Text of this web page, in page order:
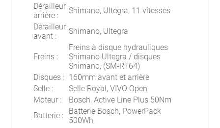
Dérailleur
arrière :
Shimano, Ultegra, 11 vitesses
Dérailleur
avant :
Shimano, Ultegra
Freins :
Freins à disque hydrauliques
Shimano Ultegra / disques
Shimano, (SM-RT64)
Disques : 160mm avant et arrière
Selle :
Selle Royal, VIVO Open
Moteur :
Bosch, Active Line Plus 50Nm
Batterie :
Batterie Bosch, PowerPack
500Wh,